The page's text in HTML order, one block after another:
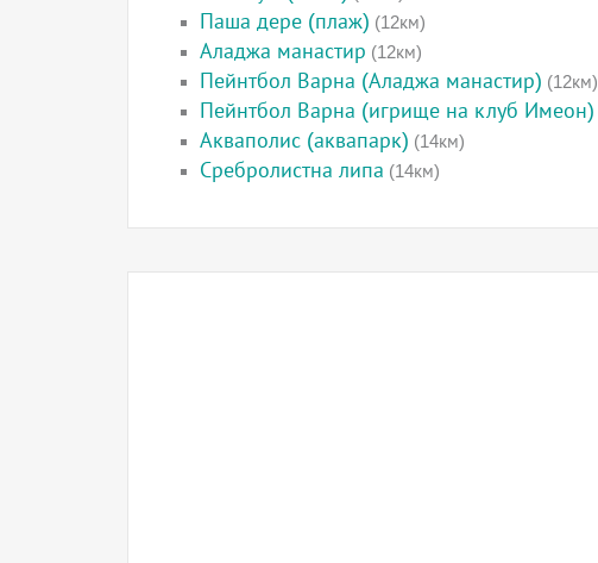
Паша дере (плаж) (12км)
Аладжа манастир (12км)
Пейнтбол Варна (Аладжа манастир) (12км)
Пейнтбол Варна (игрище на клуб Имеон)
Акваполис (аквапарк) (14км)
Сребролистна липа (14км)